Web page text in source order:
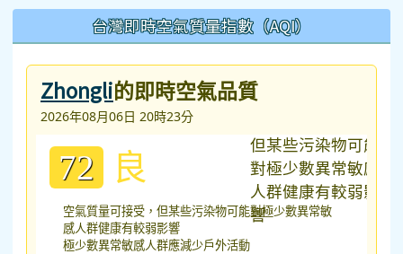
台灣即時空氣質量指數（AQI）
Zhongli的即時空氣品質
2026年08月06日 20時23分
72 良
空氣質量可接受，但某些污染物可能對極少數異常敏
感人群健康有較弱影響
極少數異常敏感人群應減少戶外活動